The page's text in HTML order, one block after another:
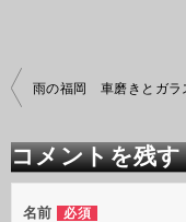
投
稿
ビ
ゲ
ー
シ
コメントを残す
名前 必須